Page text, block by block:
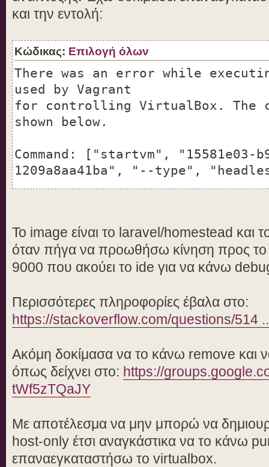
running. Then try again. If
(VERR_VMM_R0_VERSION_MISMATCH)
VBoxManage: error: Details: code
(0x80004005), component
IConsole
και την εντολή:
Κώδικας: Επιλογή όλων
There was an error while
used by Vagrant
for controlling VirtualBox. The
shown below.
Command: ["startvm", "15581e03-
1209a8aa41ba", "--type",
upgraded VirtualBox, please
sure that neither VBoxNetDHCP
running. Then try again. If
(VERR_VMM_R0_VERSION_MISMATCH)
VBoxManage: error: Details: code
(0x80004005), component
IConsole
Το image είναι το laravel/homestead και
όταν πήγα να προωθήσω κίνηση προς
9000 που ακούει το ide για να κάνω
Περισσότερες πληροφορίες έβαλα στο:
https://stackoverflow.com/questions/514
Ακόμη δοκίμασα να το κάνω remove και
όπως δείχνει στο: https://
tWf5zTQaJY
Με αποτέλεσμα να μην μπορώ να
host-only έτσι αναγκάστικα να το κάνω
επαναεγκαταστήσω το virtualbox.